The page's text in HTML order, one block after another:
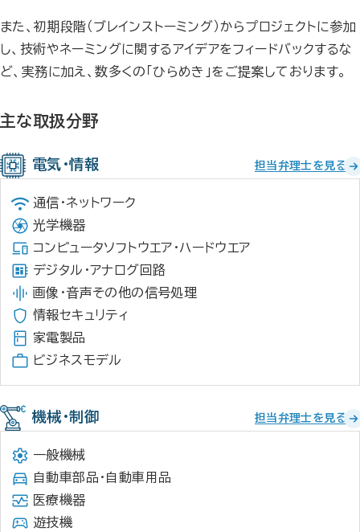
また、初期段階（ブレインストーミング）からプロジェクトに参加
し、技術やネーミングに関するアイデアをフィードバックするな
ど、実務に加え、数多くの「ひらめき」をご提案しております。
主な取扱分野
電気・情報 担当弁理士を見る
通信・ネットワーク
光学機器
コンピュータソフトウエア・ハードウエア
デジタル・アナログ回路
画像・音声その他の信号処理
情報セキュリティ
家電製品
ビジネスモデル
機械・制御 担当弁理士を見る
一般機械
自動車部品・自動車用品
医療機器
遊技機